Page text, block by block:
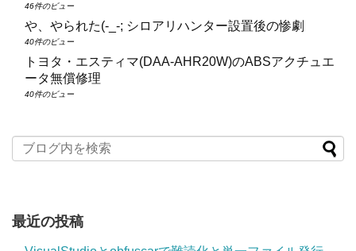
46件のビュー
や、やられた(-_-; シロアリハンター設置後の惨劇
40件のビュー
トヨタ・エスティマ(DAA‑AHR20W)のABSアクチュエ
ータ無償修理
40件のビュー
最近の投稿